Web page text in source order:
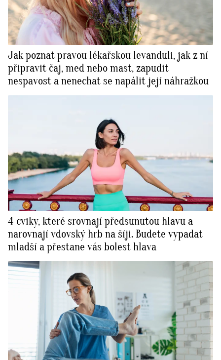
Jak poznat pravou lékařskou levanduli, jak z ní
připravit čaj, med nebo mast, zapudit
nespavost a nenechat se napálit její náhražkou
4 cviky, které srovnají předsunutou hlavu a
narovnají vdovský hrb na šíji. Budete vypadat
mladší a přestane vás bolest hlava